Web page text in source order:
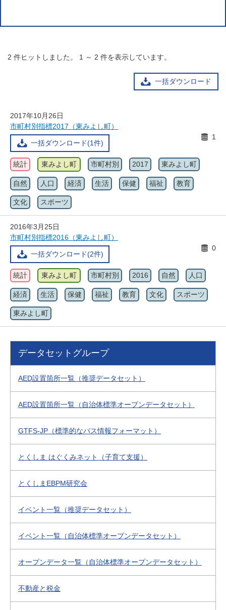
2 件ヒットしました。 1 ～ 2 件を表示しています。
一括ダウンロード
2017年10月26日
市町村別指標2017（東みよし町）
一括ダウンロード(1件)
1
統計 東みよし町 市町村別 2017 東みよし町
自然 人口 経済 生活 保健 福祉 教育
文化 スポーツ
2016年3月25日
市町村別指標2016（東みよし町）
一括ダウンロード(2件)
0
統計 東みよし町 市町村別 2016 自然 人口
経済 生活 保健 福祉 教育 文化 スポーツ
東みよし町
データセットグループ
AED設置箇所一覧（推奨データセット）
AED設置箇所一覧（自治体標準オープンデータセット）
GTFS-JP（標準的なバス情報フォーマット）
とくしま はぐくみネット（子育て支援）
とくしまEBPM研究会
イベント一覧（推奨データセット）
イベント一覧（自治体標準オープンデータセット）
オープンデータ一覧（自治体標準オープンデータセット）
不動産と税金